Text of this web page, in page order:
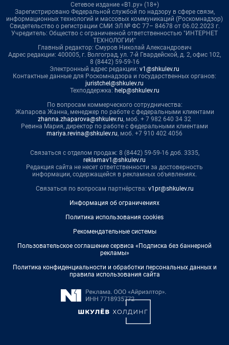
Сетевое издание «В1.ру» (18+)
Зарегистрировано Федеральной службой по надзору в сфере связи,
информационных технологий и массовых коммуникаций (Роскомнадзор)
Свидетельство о регистрации СМИ ЭЛ № ФС 77– 84678 от 06.02.2023 г.
Учредитель: Общество с ограниченной ответственностью "ИНТЕРНЕТ
ТЕХНОЛОГИИ"
Главный редактор: Смуров Николай Александрович
Адрес редакции: 400005, г. Волгоград, ул. 7-й Гвардейской, д. 2, офис 102,
8 (8442) 59-59-16
Электронный адрес редакции: v1@shkulev.ru
Контактные данные для Роскомнадзора и государственных органов:
juristchel@shkulev.ru
Техподдержка: help@shkulev.ru
По вопросам коммерческого сотрудничества:
Жапарова Жанна, менеджер по работе с федеральными клиентами
zhanna.zhaparova@shkulev.ru, моб. + 7 982 640 34 32
Ревина Мария, директор по работе с федеральными клиентами
mariya.revina@shkulev.ru, моб. +7 910 402 4056
Связаться с отделом продаж: 8 (8442) 59-59-16 доб. 3335,
reklamav1@shkulev.ru
Редакция сайта не несет ответственности за достоверность
информации, содержащейся в рекламных объявлениях.
Связаться по вопросам партнёрства: v1pr@shkulev.ru
Информация об ограничениях
Политика использования cookies
Рекомендательные системы
Пользовательское соглашение сервиса «Подписка без баннерной
рекламы»
Политика конфиденциальности и обработки персональных данных и
правила использования сайта